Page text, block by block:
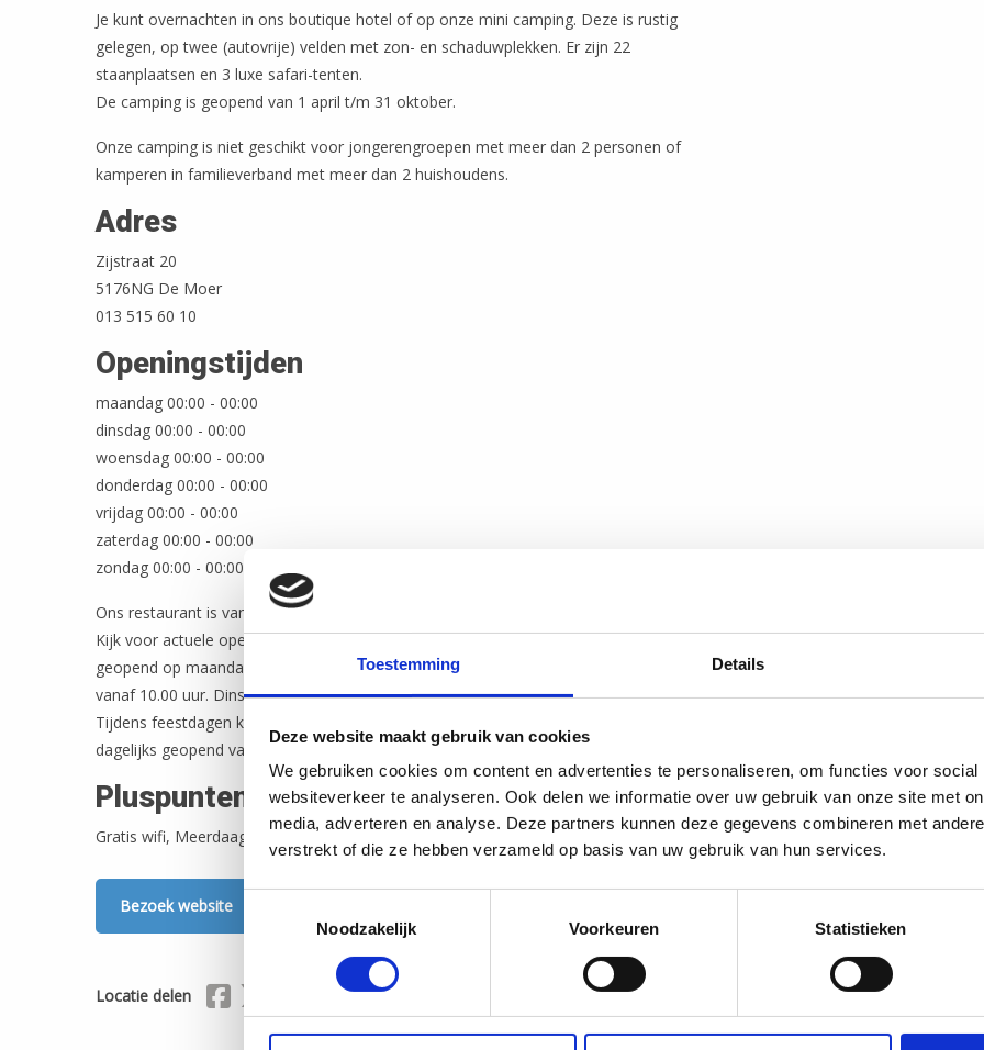
Toestemming Details
Deze website maakt gebruik van cookies
We gebruiken cookies om content en advertenties te personaliseren, om functies voor
websiteverkeer te analyseren. Ook delen we informatie over uw gebruik van onze site met
media, adverteren en analyse. Deze partners kunnen deze gegevens combineren met
verstrekt of die ze hebben verzameld op basis van uw gebruik van hun services.
Noodzakelijk
Voorkeuren Statistieken
Je kunt overnachten in ons boutique hotel of op onze mini camping. Deze is rustig
gelegen, op twee (autovrije) velden met zon- en schaduwplekken. Er zijn 22
staanplaatsen en 3 luxe safari-tenten.
De camping is geopend van 1 april t/m 31 oktober.
Onze camping is niet geschikt voor jongerengroepen met meer dan 2 personen of
kamperen in familieverband met meer dan 2 huishoudens.
Adres
Zijstraat 20
5176NG De Moer
013 515 60 10
Openingstijden
maandag 00:00 - 00:00
dinsdag 00:00 - 00:00
woensdag 00:00 - 00:00
donderdag 00:00 - 00:00
vrijdag 00:00 - 00:00
zaterdag 00:00 - 00:00
zondag 00:00 - 00:00
Ons restaurant is van maart tot en met september dagelijks geopend vanaf 10.00 uur.
Kijk voor actuele openingstijden op onze site. Van oktober tot en met februari zijn wij
geopend op maandag, woensdag t/m vrijdag vanaf 12.00 uur. Zaterdag en zondag
vanaf 10.00 uur. Dinsdagen gesloten.
Tijdens feestdagen kunnen wij afwijkende openingstijden hanteren. Schoolvakanties
dagelijks geopend vanaf 10.00 uur.
Pluspunten
Gratis wifi, Meerdaagse parkeerplaats voor de auto
Bezoek website
Locatie delen Delen via Facebook
Delen via X (Twitter)
Delen via Mail